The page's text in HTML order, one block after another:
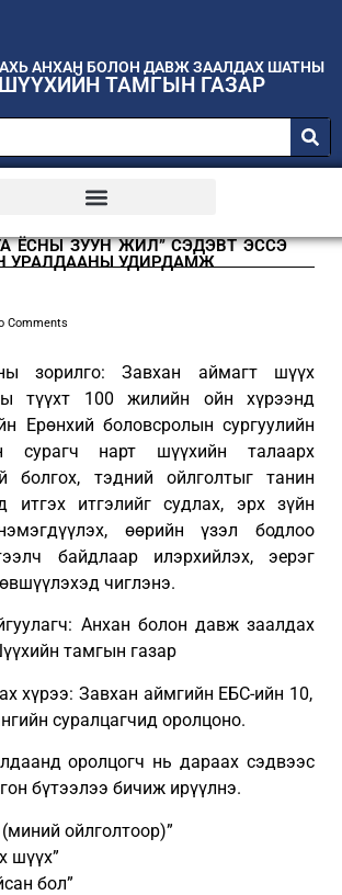
АНХАН БОЛОН ДАВЖ ЗААЛДАХ ШАТНЫ
ТАМГЫН ГАЗАР
ЁСНЫ ЗУУН ЖИЛ” СЭДЭВТ ЭССЭ
УРАЛДААНЫ УДИРДАМЖ
Comments
зорилго: Завхан аймагт шүүх
түүхт 100 жилийн ойн хүрээнд
Ерөнхий боловсролын сургуулийн
сурагч нарт шүүхийн талаарх
болгох, тэдний ойлголтыг танин
итгэх итгэлийг судлах, эрх зүйн
өөрийн үзэл бодлоо
байдлаар илэрхийлэх, эерэг
чиглэнэ.
Анхан болон давж заалдах
тамгын газар
хүрээ: Завхан аймгийн ЕБС-ийн 10,
суралцагчид оролцоно.
оролцогч нь дараах сэдвээс
бүтээлээ бичиж ирүүлнэ.
ойлголтоор)”
шүүх”
бол”